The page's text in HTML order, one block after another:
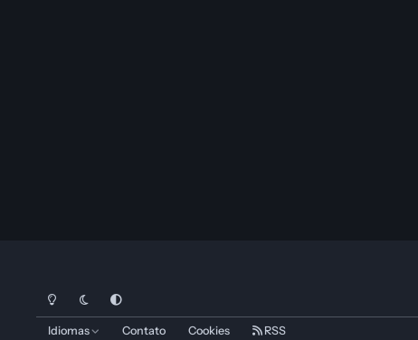
Modo ClaroDark ModeSystem Preference
Idiomas Contato Cookies RSS